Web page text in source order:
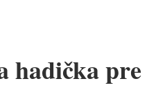
hadička